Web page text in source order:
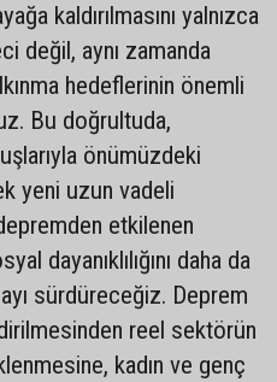
kaldırılmasını yalnızca
değil, aynı zamanda
hedeflerinin önemli
Bu doğrultuda,
önümüzdeki
yeni uzun vadeli
etkilenen
dayanıklılığını daha da
sürdüreceğiz. Deprem
reel sektörün
kadın ve genç